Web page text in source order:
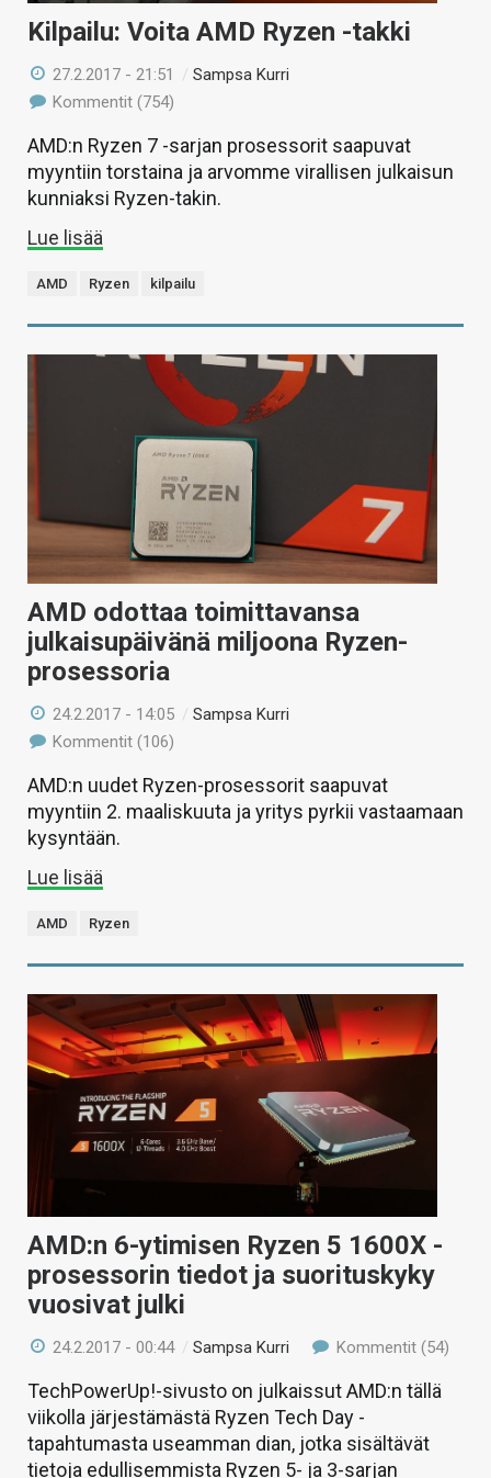
Kilpailu: Voita AMD Ryzen -takki
27.2.2017 - 21:51 /Sampsa Kurri
Kommentit (754)
AMD:n Ryzen 7 -sarjan prosessorit saapuvat
myyntiin torstaina ja arvomme virallisen julkaisun
kunniaksi Ryzen-takin.
Lue lisää
AMD Ryzen kilpailu
AMD odottaa toimittavansa
julkaisupäivänä miljoona Ryzen-
prosessoria
24.2.2017 - 14:05 /Sampsa Kurri
Kommentit (106)
AMD:n uudet Ryzen-prosessorit saapuvat
myyntiin 2. maaliskuuta ja yritys pyrkii vastaamaan
kysyntään.
Lue lisää
AMD Ryzen
AMD:n 6-ytimisen Ryzen 5 1600X -
prosessorin tiedot ja suorituskyky
vuosivat julki
24.2.2017 - 00:44 /Sampsa Kurri Kommentit (54)
TechPowerUp!-sivusto on julkaissut AMD:n tällä
viikolla järjestämästä Ryzen Tech Day -
tapahtumasta useamman dian, jotka sisältävät
tietoja edullisemmista Ryzen 5- ja 3-sarjan